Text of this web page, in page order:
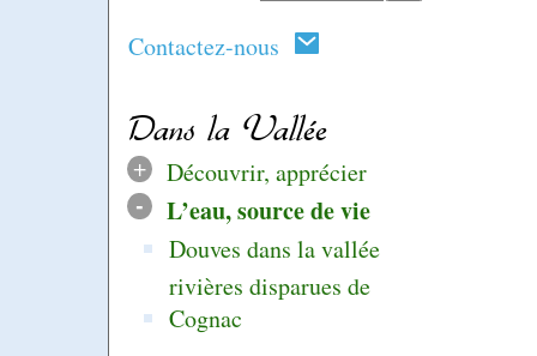
Contactez-nous
Dans la Vallée
+ Découvrir, apprécier
- L’eau, source de vie
Douves dans la vallée
rivières disparues de
Cognac